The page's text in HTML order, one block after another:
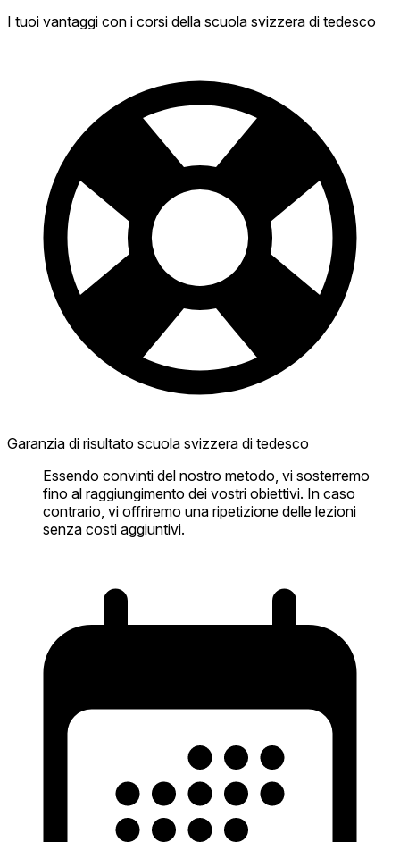
I tuoi vantaggi con i corsi della scuola svizzera di tedesco
Garanzia di risultato scuola svizzera di tedesco
Essendo convinti del nostro metodo, vi sosterremo
fino al raggiungimento dei vostri obiettivi. In caso
contrario, vi offriremo una ripetizione delle lezioni
senza costi aggiuntivi.